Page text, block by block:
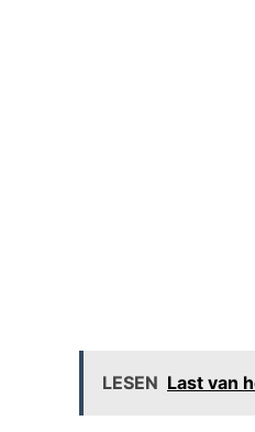
LESEN Last van